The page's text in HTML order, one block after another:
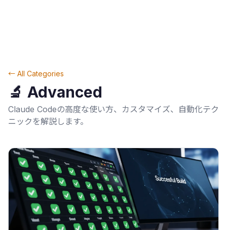
← All Categories
🔬 Advanced
Claude Codeの高度な使い方、カスタマイズ、自動化テク
ニックを解説します。